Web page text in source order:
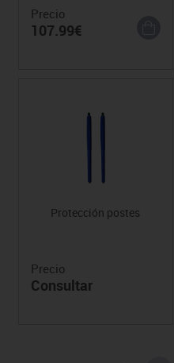
Precio
107.99€
Protección postes
Precio
Consultar